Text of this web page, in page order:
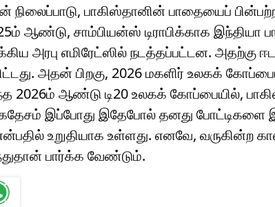
நிலைப்பாடு, பாகிஸ்தானின் பாதையைப்
ஆண்டு, சாம்பியன்ஸ் டிராபிக்காக இந்தியா
அரபு எமிரேட்ஸில் நடத்தப்பட்டன. அதற்கு
அதன் பிறகு, 2026 மகளிர் உலகக்
2026ம் ஆண்டு டி20 உலகக் கோப்பையில்,
இப்போது இதேபோல் தனது போட்டிகளை
உறுதியாக உள்ளது. எனவே, வருகின்ற
பார்க்க வேண்டும்.